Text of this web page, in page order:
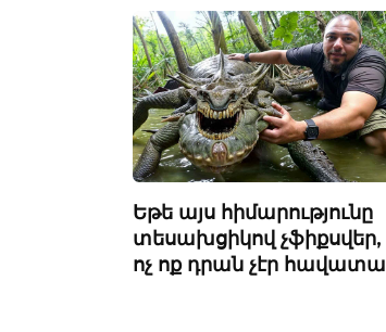
Եթե ​​այս հիմարությունը
տեսախցիկով չֆիքսվեր,
ոչ ոք դրան չէր հավատա